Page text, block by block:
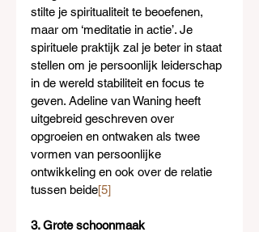
stilte je spiritualiteit te beoefenen,
maar om ‘meditatie in actie’. Je
spirituele praktijk zal je beter in staat
stellen om je persoonlijk leiderschap
in de wereld stabiliteit en focus te
geven. Adeline van Waning heeft
uitgebreid geschreven over
opgroeien en ontwaken als twee
vormen van persoonlijke
ontwikkeling en ook over de relatie
tussen beide[5]
3. Grote schoonmaak